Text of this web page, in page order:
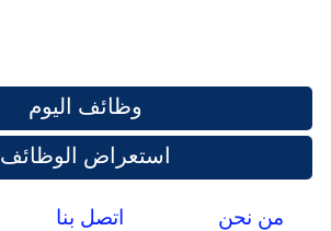
وظائف اليوم
استعراض الوظائف
من نحن اتصل بنا